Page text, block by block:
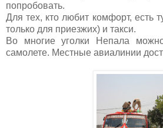
попробовать.
Для тех, кто любит комфорт, есть
только для приезжих) и такси.
Во многие уголки Непала
самолете. Местные авиалинии